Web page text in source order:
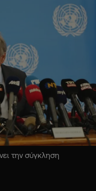
την σύγκληση